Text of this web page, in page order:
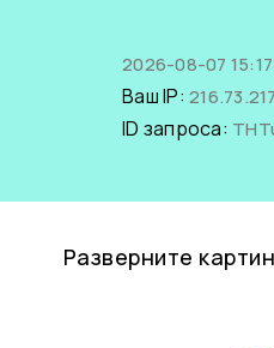
2026-08-07
Ваш IP:
ID запроса:
Разверните